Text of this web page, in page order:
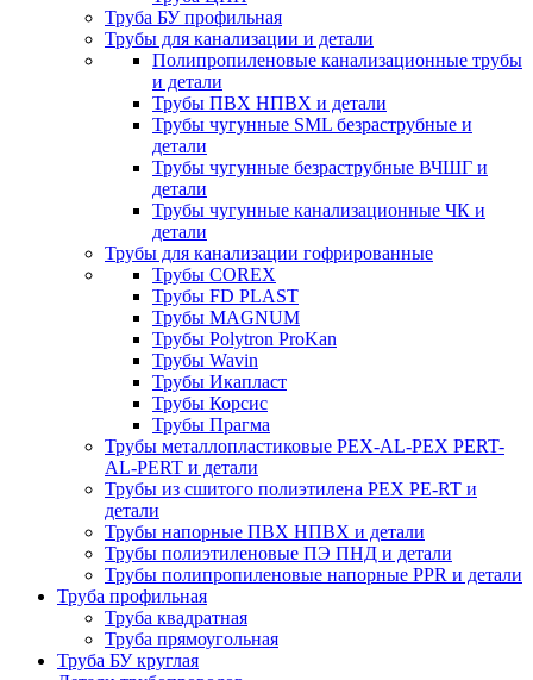
Труба БУ профильная
Трубы для канализации и детали
Полипропиленовые канализационные трубы
и детали
Трубы ПВХ НПВХ и детали
Трубы чугунные SML безраструбные и
детали
Трубы чугунные безраструбные ВЧШГ и
детали
Трубы чугунные канализационные ЧК и
детали
Трубы для канализации гофрированные
Трубы COREX
Трубы FD PLAST
Трубы MAGNUM
Трубы Polytron ProKan
Трубы Wavin
Трубы Икапласт
Трубы Корсис
Трубы Прагма
Трубы металлопластиковые PEX-AL-PEX PERT-
AL-PERT и детали
Трубы из сшитого полиэтилена PEX PE-RT и
детали
Трубы напорные ПВХ НПВХ и детали
Трубы полиэтиленовые ПЭ ПНД и детали
Трубы полипропиленовые напорные PPR и детали
Труба профильная
Труба квадратная
Труба прямоугольная
Труба БУ круглая